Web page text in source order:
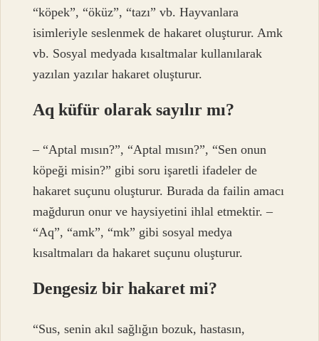
“köpek”, “öküz”, “tazı” vb. Hayvanlara
isimleriyle seslenmek de hakaret oluşturur. Amk
vb. Sosyal medyada kısaltmalar kullanılarak
yazılan yazılar hakaret oluşturur.
Aq küfür olarak sayılır mı?
– “Aptal mısın?”, “Aptal mısın?”, “Sen onun
köpeği misin?” gibi soru işaretli ifadeler de
hakaret suçunu oluşturur. Burada da failin amacı
mağdurun onur ve haysiyetini ihlal etmektir. –
“Aq”, “amk”, “mk” gibi sosyal medya
kısaltmaları da hakaret suçunu oluşturur.
Dengesiz bir hakaret mi?
“Sus, senin akıl sağlığın bozuk, hastasın,